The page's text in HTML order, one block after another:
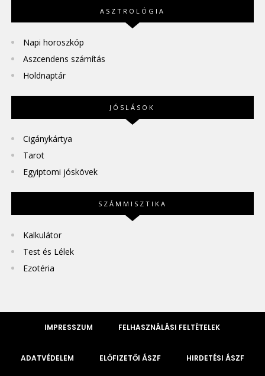
ASZTROLÓGIA
Napi horoszkóp
Aszcendens számítás
Holdnaptár
JÓSLÁSOK
Cigánykártya
Tarot
Egyiptomi jóskövek
SZÁMMISZTIKA
Kalkulátor
Test és Lélek
Ezotéria
IMPRESSZUM FELHASZNÁLÁSI FELTÉTELEK
ADATVÉDELEM ELŐFIZETŐI ÁSZF HIRDETÉSI ÁSZF